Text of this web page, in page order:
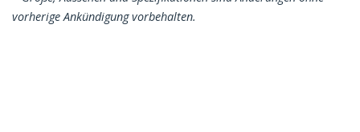
vorherige Ankündigung vorbehalten.